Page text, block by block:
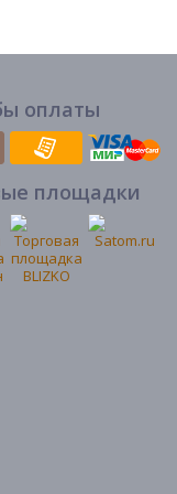
оплаты
площадки